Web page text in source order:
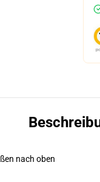
nach oben